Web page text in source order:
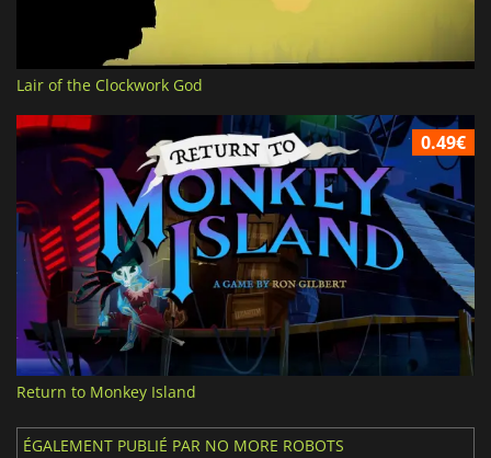
Lair of the Clockwork God
0.49€
Return to Monkey Island
ÉGALEMENT PUBLIÉ PAR NO MORE ROBOTS